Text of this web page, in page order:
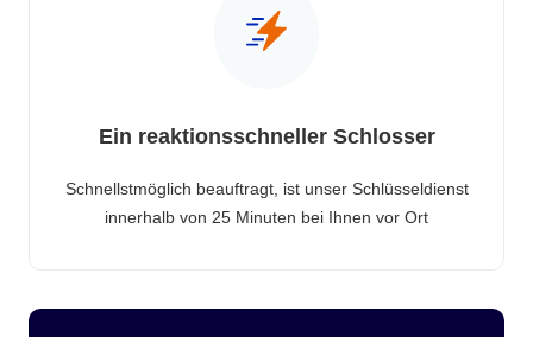
Ein reaktionsschneller Schlosser
Schnellstmöglich beauftragt, ist unser Schlüsseldienst
innerhalb von 25 Minuten bei Ihnen vor Ort